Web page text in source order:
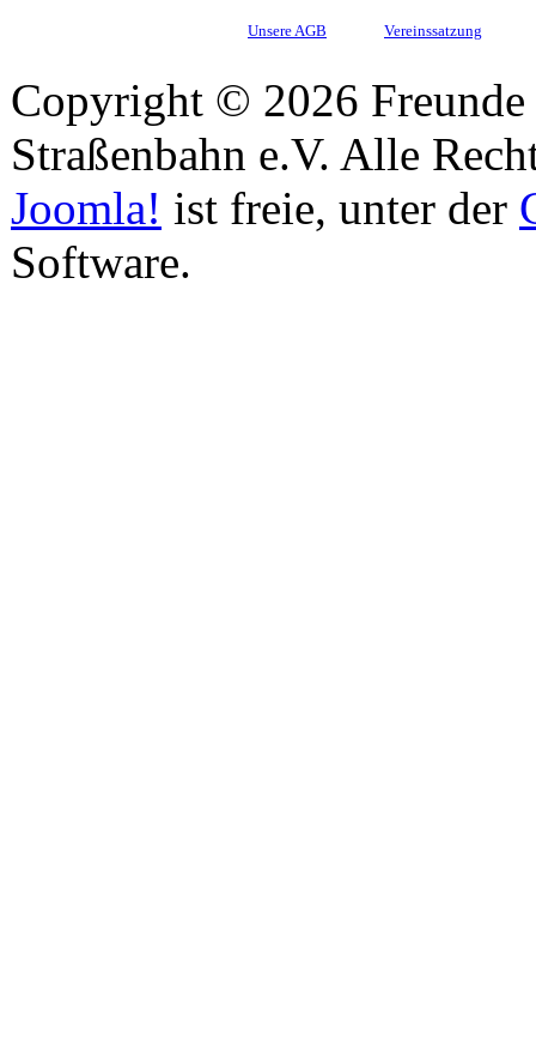
Unsere AGB Vereinssatzung
Copyright © 2026
Straßenbahn e.V. Alle
Joomla! ist freie, unter der
Software.